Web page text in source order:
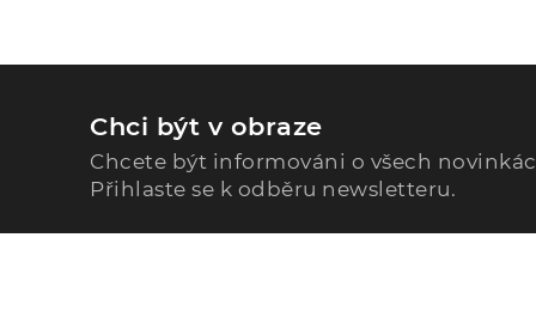
Chci být v obraze
Chcete být informováni o všech
Přihlaste se k odběru newsletteru.